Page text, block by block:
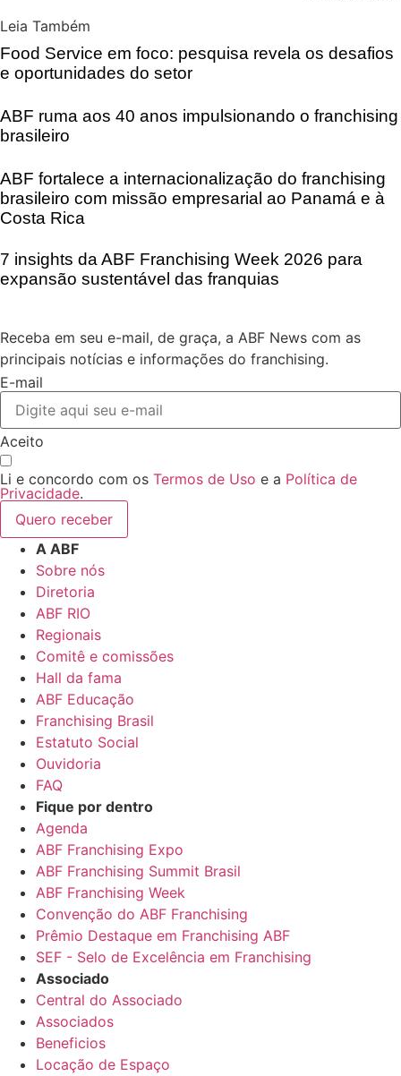
Leia Também
Food Service em foco: pesquisa revela os desafios
e oportunidades do setor
ABF ruma aos 40 anos impulsionando o franchising
brasileiro
ABF fortalece a internacionalização do franchising
brasileiro com missão empresarial ao Panamá e à
Costa Rica
7 insights da ABF Franchising Week 2026 para
expansão sustentável das franquias
Receba em seu e-mail, de graça, a ABF News com as
principais notícias e informações do franchising.
E-mail
Aceito
Li e concordo com os Termos de Uso e a Política de
Privacidade.
Quero receber
A ABF
Sobre nós
Diretoria
ABF RIO
Regionais
Comitê e comissões
Hall da fama
ABF Educação
Franchising Brasil
Estatuto Social
Ouvidoria
FAQ
Fique por dentro
Agenda
ABF Franchising Expo
ABF Franchising Summit Brasil
ABF Franchising Week
Convenção do ABF Franchising
Prêmio Destaque em Franchising ABF
SEF - Selo de Excelência em Franchising
Associado
Central do Associado
Associados
Beneficios
Locação de Espaço